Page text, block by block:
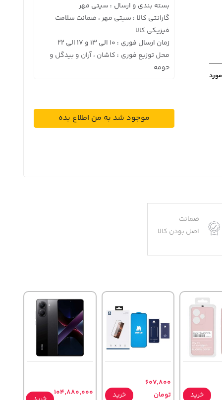
بسته بندی و ارسال : سیتی مهر
گارانتی کالا : سیتی مهر ، ضمانت سلامت
فیزیکی کالا
زمان ارسال فوری : 10 الی 13 و 17 الی 22
محل توزیع فوری : کاشان ، آران و بیدگل و
حومه
موجود شد به من اطلاع بده
ضمانت
اصل بودن کالا
خرید
607,800
تومان
خرید
104,880,000